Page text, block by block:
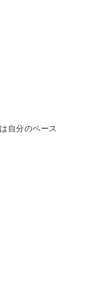
自分のペース